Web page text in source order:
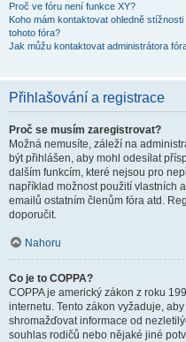
Proč ve fóru není funkce XY?
Koho mám kontaktovat ohledně
tohoto fóra?
Jak můžu kontaktovat administrátora
Přihlašování a registrace
Proč se musím zaregistrovat?
Možná nemusíte, záleží na
být přihlášen, aby mohl odesílat
dalším funkcím, které nejsou pro
například možnost použití vlastních
emailů ostatním členům fóra atd.
doporučit.
Nahoru
Co je to COPPA?
COPPA je americký zákon z roku
internetu. Tento zákon vyžaduje,
shromažďovat informace od
souhlas rodičů nebo nějaké jiné